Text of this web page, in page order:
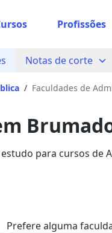
Profissões
Notas de corte
/ Faculdades de
para cursos de
Prefere alguma